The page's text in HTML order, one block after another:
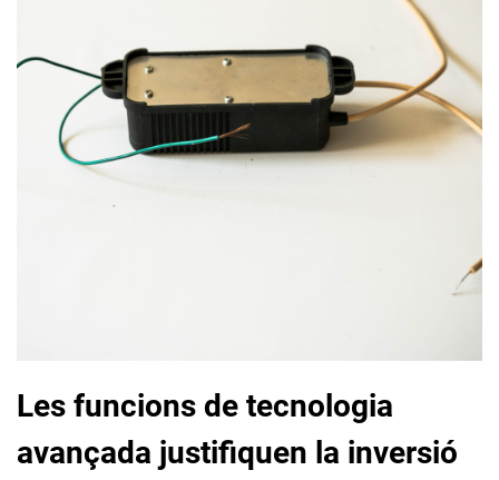
Les funcions de tecnologia
avançada justifiquen la inversió